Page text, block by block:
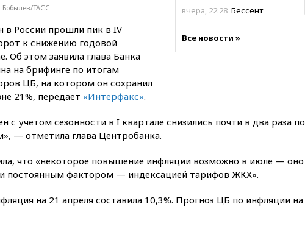
вчера, 22:28 Бессент
огня США и Ирана
РЛС для Белгородской
отказал Украине в
использовании Starlink для
вчера, 21:35 После пожара на
Все новости »
Бобылев/ТАСС
России прошли пик в IV
к снижению годовой
Об этом заявила глава Банка
на брифинге по итогам
ЦБ, на котором он сохранил
21%, передает «Интерфакс».
с учетом сезонности в I квартале снизились почти в два раза по
— отметила глава Центробанка.
что «некоторое повышение инфляции возможно в июле — оно
постоянным фактором — индексацией тарифов ЖКХ».
на 21 апреля составила 10,3%. Прогноз ЦБ по инфляции на